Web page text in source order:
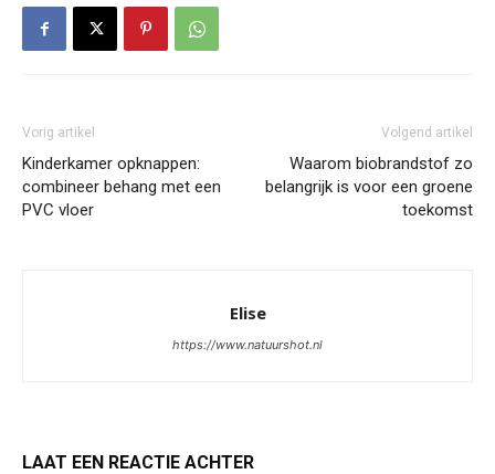
Vorig artikel
Kinderkamer opknappen:
combineer behang met een
PVC vloer
Volgend artikel
Waarom biobrandstof zo
belangrijk is voor een groene
toekomst
Elise
https://www.natuurshot.nl
LAAT EEN REACTIE ACHTER